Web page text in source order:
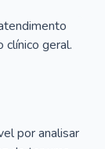
clínico geral.
por analisar